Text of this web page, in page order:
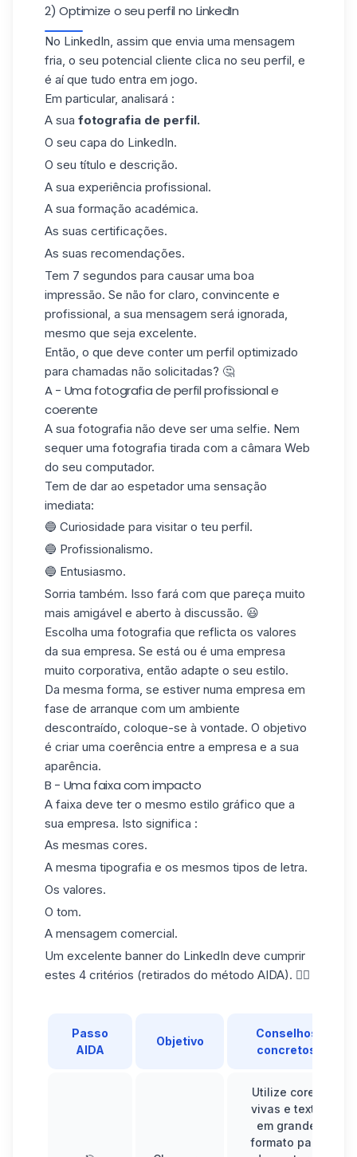
2) Optimize o seu perfil no LinkedIn
No LinkedIn, assim que envia uma mensagem
fria, o seu potencial cliente clica no seu perfil, e
é aí que tudo entra em jogo.
Em particular, analisará :
A sua fotografia de perfil.
O seu capa do LinkedIn.
O seu título e descrição.
A sua experiência profissional.
A sua formação académica.
As suas certificações.
As suas recomendações.
Tem 7 segundos para causar uma boa
impressão. Se não for claro, convincente e
profissional, a sua mensagem será ignorada,
mesmo que seja excelente.
Então, o que deve conter um perfil optimizado
para chamadas não solicitadas? 🤔
A - Uma fotografia de perfil profissional e
coerente
A sua fotografia não deve ser uma selfie. Nem
sequer uma fotografia tirada com a câmara Web
do seu computador.
Tem de dar ao espetador uma sensação
imediata:
🔵 Curiosidade para visitar o teu perfil.
🔵 Profissionalismo.
🔵 Entusiasmo.
Sorria também. Isso fará com que pareça muito
mais amigável e aberto à discussão. 😃
Escolha uma fotografia que reflicta os valores
da sua empresa. Se está ou é uma empresa
muito corporativa, então adapte o seu estilo.
Da mesma forma, se estiver numa empresa em
fase de arranque com um ambiente
descontraído, coloque-se à vontade. O objetivo
é criar uma coerência entre a empresa e a sua
aparência.
B - Uma faixa com impacto
A faixa deve ter o mesmo estilo gráfico que a
sua empresa. Isto significa :
As mesmas cores.
A mesma tipografia e os mesmos tipos de letra.
Os valores.
O tom.
A mensagem comercial.
Um excelente banner do LinkedIn deve cumprir
estes 4 critérios (retirados do método AIDA). 👇🏼
Passo
AIDA
Objetivo
Conselhos
concretos
Utilize cores
vivas e texto
em grande
formato para